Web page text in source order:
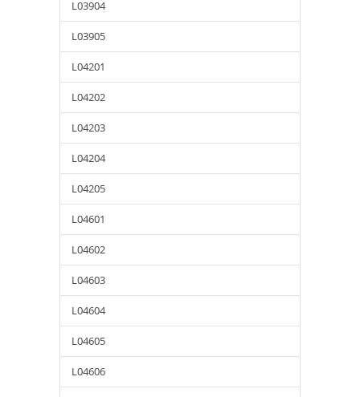
L03904
L03905
L04201
L04202
L04203
L04204
L04205
L04601
L04602
L04603
L04604
L04605
L04606